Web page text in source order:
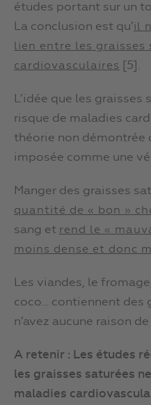
études portant sur un
La conclusion est qu’il
lien entre les graisses
cardiovasculaires
[5].
L’idée que les
risque de maladies
théorie non démontrée
imposée comme une
Manger des graisses
quantité de « bon »
sang et rend le «
moins dense et donc
Les viandes, le
coco… contiennent des
n’avez aucune raison
A retenir : Les études
les graisses saturées
maladies